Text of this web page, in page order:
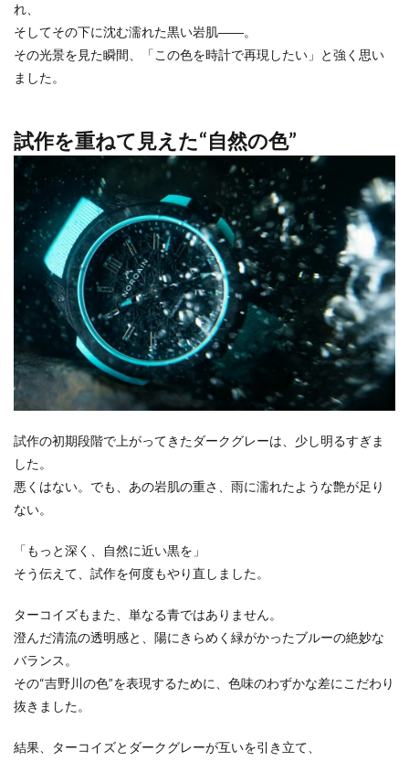
れ、
そしてその下に沈む濡れた黒い岩肌――。
その光景を見た瞬間、「この色を時計で再現したい」と強く思い
ました。
試作を重ねて見えた“自然の色”
試作の初期段階で上がってきたダークグレーは、少し明るすぎま
した。
悪くはない。でも、あの岩肌の重さ、雨に濡れたような艶が足り
ない。
「もっと深く、自然に近い黒を」
そう伝えて、試作を何度もやり直しました。
ターコイズもまた、単なる青ではありません。
澄んだ清流の透明感と、陽にきらめく緑がかったブルーの絶妙な
バランス。
その“吉野川の色”を表現するために、色味のわずかな差にこだわり
抜きました。
結果、ターコイズとダークグレーが互いを引き立て、